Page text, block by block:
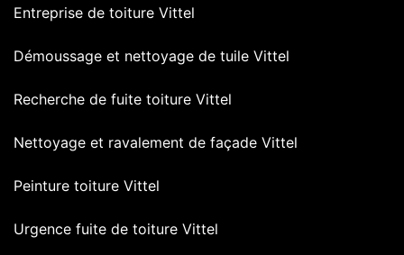
Entreprise de toiture Vittel
Démoussage et nettoyage de tuile Vittel
Recherche de fuite toiture Vittel
Nettoyage et ravalement de façade Vittel
Peinture toiture Vittel
Urgence fuite de toiture Vittel